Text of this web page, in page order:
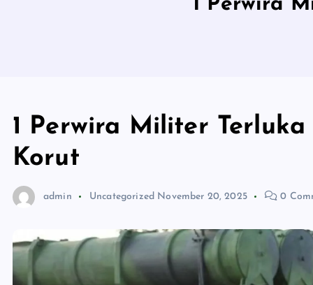
1 Perwira
1 Perwira Militer
Korut
admin Uncategorized November 20, 2025 0